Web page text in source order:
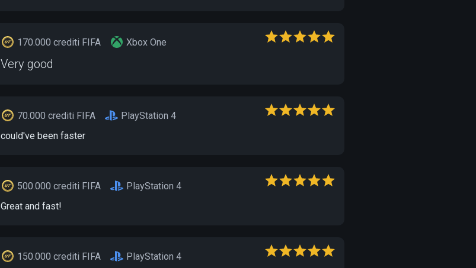
170.000 crediti FIFA Xbox One
Very good
70.000 crediti FIFA
PlayStation 4
could've been faster
500.000 crediti FIFA
PlayStation 4
Great and fast!
150.000 crediti FIFA PlayStation 4